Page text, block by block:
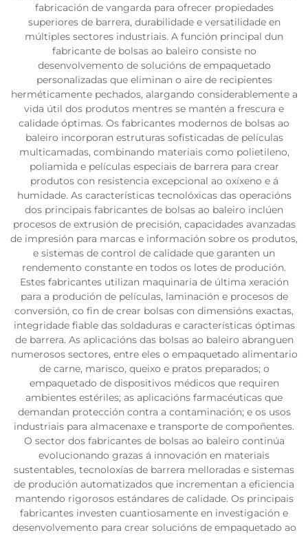
fabricación de vangarda para ofrecer propiedades
superiores de barrera, durabilidade e versatilidade en
múltiples sectores industriais. A función principal dun
fabricante de bolsas ao baleiro consiste no
desenvolvemento de solucións de empaquetado
personalizadas que eliminan o aire de recipientes
herméticamente pechados, alargando considerablemente a
vida útil dos produtos mentres se mantén a frescura e
calidade óptimas. Os fabricantes modernos de bolsas ao
baleiro incorporan estruturas sofisticadas de películas
multicamadas, combinando materiais como polietileno,
poliamida e películas especiais de barrera para crear
produtos con resistencia excepcional ao oxíxeno e á
humidade. As características tecnolóxicas das operacións
dos principais fabricantes de bolsas ao baleiro inclúen
procesos de extrusión de precisión, capacidades avanzadas
de impresión para marcas e información sobre os produtos,
e sistemas de control de calidade que garanten un
rendemento constante en todos os lotes de produción.
Estes fabricantes utilizan maquinaria de última xeración
para a produción de películas, laminación e procesos de
conversión, co fin de crear bolsas con dimensións exactas,
integridade fiable das soldaduras e características óptimas
de barrera. As aplicacións das bolsas ao baleiro abranguen
numerosos sectores, entre eles o empaquetado alimentario
de carne, marisco, queixo e pratos preparados; o
empaquetado de dispositivos médicos que requiren
ambientes estériles; as aplicacións farmacéuticas que
demandan protección contra a contaminación; e os usos
industriais para almacenaxe e transporte de compoñentes.
O sector dos fabricantes de bolsas ao baleiro continúa
evolucionando grazas á innovación en materiais
sustentables, tecnoloxías de barrera melloradas e sistemas
de produción automatizados que incrementan a eficiencia
mantendo rigorosos estándares de calidade. Os principais
fabricantes investen cuantiosamente en investigación e
desenvolvemento para crear solucións de empaquetado ao